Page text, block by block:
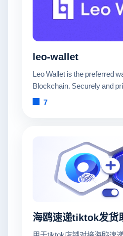
leo-wallet
Leo Wallet is the preferred
Blockchain. Securely and
Aleo keys and interact with
7
海鸥速递tiktok发货